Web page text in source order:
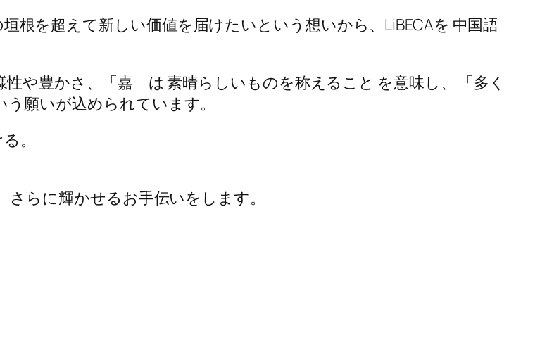
根を超えて新しい価値を届けたいという想いから、LiBECAを 中国語
や豊かさ、「嘉」は 素晴らしいものを称えること を意味し、 「多く
願いが込められています。
。
らに輝かせるお手伝いをします。